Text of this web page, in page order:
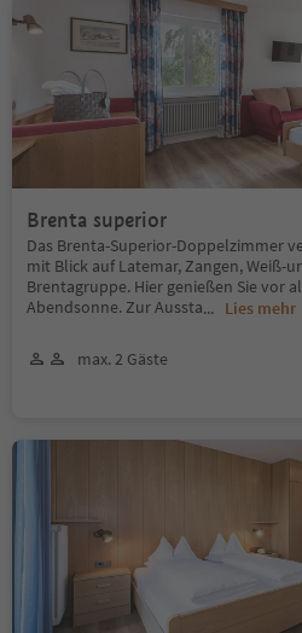
Brenta superior
Das Brenta-Superior-Doppelzimmer
mit Blick auf Latemar, Zangen, Weiß-
Brentagruppe. Hier genießen Sie vor
Abendsonne. Zur Aussta... Lies mehr
max. 2 Gäste